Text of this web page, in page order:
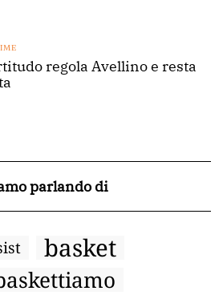
regola Avellino e resta
parlando di
basket